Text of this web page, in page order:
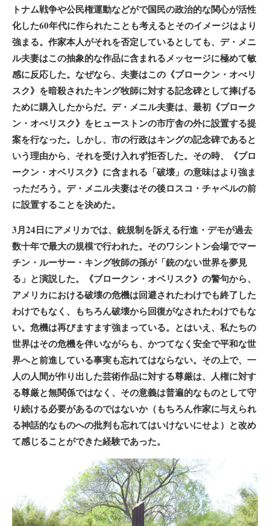
トナム戦争や公民権運動などがで国民の政治的な関心が活性
化した60年代に作られたことも考えるとそのイメージはより
強まる。作家本人がそれを否定しているとしても、デ・メニ
ル夫妻はこの抽象的な作品に含まれるメッセージに極めて敏
感に反応した。なぜなら、夫妻はこの《ブロークン・オべリ
スク》を暗殺されたキング牧師に対する記念碑として捧げる
ために購入したからだ。デ・メニル夫妻は、最初《ブローク
ン・オべリスク》をヒューストンの市庁舎の外に設置する提
案を行なった。しかし、市の行政はキングの記念碑であると
いう理由から、それを受け入れず拒否した。その時、《ブロ
ークン・オベリスク》に含まれる「破壊」の意味はより強ま
っただろう。デ・メニル夫妻はその後ロスコ・チャペルの前
に設置することを決めた。
3月24日にアメリカでは、銃規制を訴える行進・デモが過去
数十年で最大の規模で行われた。そのワシントン会場でマー
チン・ルーサー・キング牧師の孫が「銃のない世界を夢見
る」と演説した。《ブロークン・オベリスク》の警句から、
アメリカにおける破壊の危機は回避されたわけでも終了した
わけでもなく、もちろん破壊から回復がなされたわけでもな
い。危機は再びますます強まっている。とはいえ、私たちの
世界はその危機を伴いながらも、かつてなく安全で平和な世
界へと前進している事実も忘れてはならない。その上で、一
人の人間が作り出した芸術作品に対する尊厳は、人権に対す
る尊厳と無関係ではなく、その意義は普遍的なものとして守
り続ける必要があるのではないか（もちろん作家に与えられ
る神話的なものへの批判も忘れてはいけないにせよ）と改め
て感じることができた経験であった。